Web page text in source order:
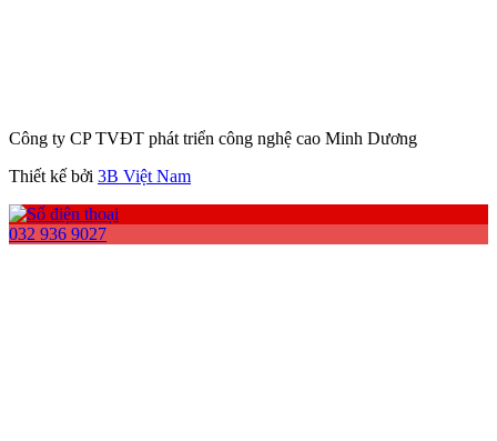
Công ty CP TVĐT phát triển công nghệ cao Minh Dương
Thiết kế bởi 3B Việt Nam
032 936 9027